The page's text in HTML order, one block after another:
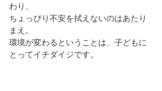
わり、
ちょっぴり不安を拭えないのはあたり
まえ。
環境が変わるということは、子どもに
とってイチダイジです。